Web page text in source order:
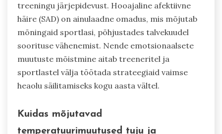
treeningu järjepidevust. Hooajaline afektiivne
häire (SAD) on ainulaadne omadus, mis mõjutab
mõningaid sportlasi, põhjustades talvekuudel
soorituse vähenemist. Nende emotsionaalsete
muutuste mõistmine aitab treeneritel ja
sportlastel välja töötada strateegiaid vaimse
heaolu säilitamiseks kogu aasta vältel.
Kuidas mõjutavad
temperatuurimuutused tuju ja